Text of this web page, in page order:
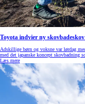
Toyota indvier ny
Adskillige børn og voksne var lørdag
med det japanske koncept skovbadning
Læs mere